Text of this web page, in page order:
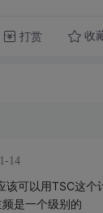
打赏 收
14
该可以用TSC这个
是一个级别的